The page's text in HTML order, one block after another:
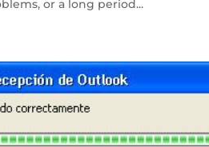
or a long period...